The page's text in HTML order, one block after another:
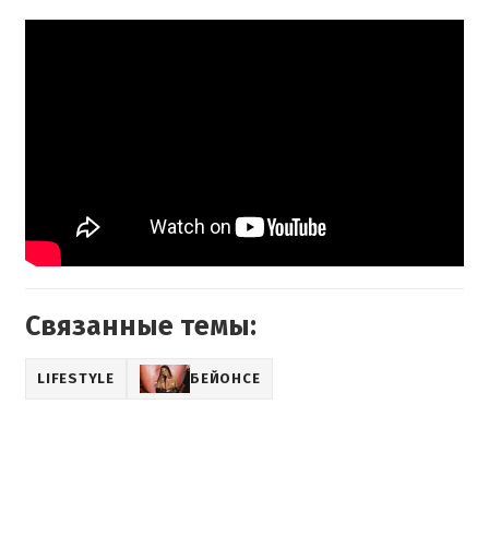
Связанные темы:
LIFESTYLE БЕЙОНСЕ